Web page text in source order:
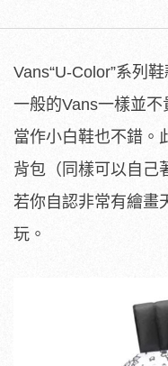
Vans“U-Color”系列
一般的Vans一樣並
當作小白鞋也不錯。
背包（同樣可以自己
若你自認非常有繪畫
玩。